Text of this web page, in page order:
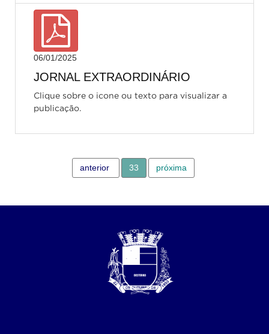
06/01/2025
JORNAL EXTRAORDINÁRIO
Clique sobre o icone ou texto para visualizar a
publicação.
anterior 33 próxima